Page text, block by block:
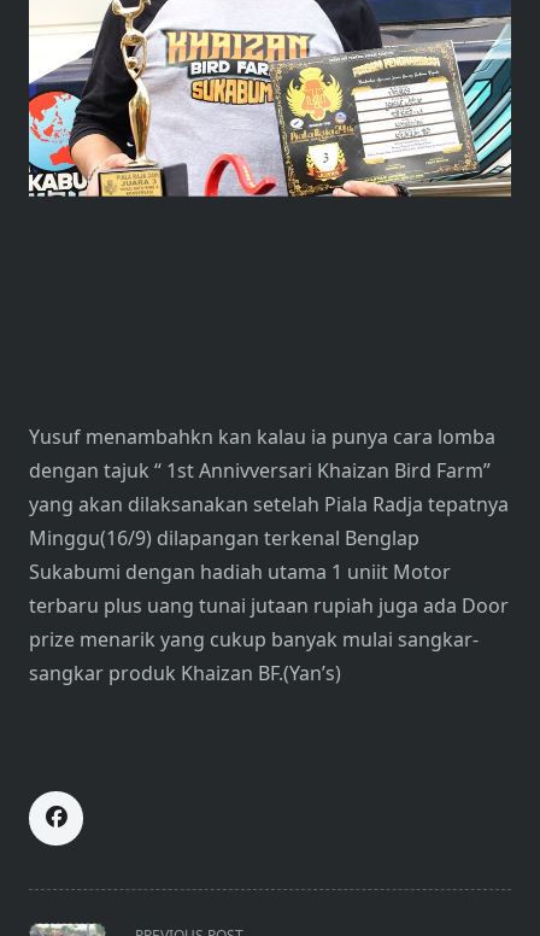
Yusuf menambahkn kan kalau ia punya cara lomba
dengan tajuk “ 1st Annivversari Khaizan Bird Farm”
yang akan dilaksanakan setelah Piala Radja tepatnya
Minggu(16/9) dilapangan terkenal Benglap
Sukabumi dengan hadiah utama 1 uniit Motor
terbaru plus uang tunai jutaan rupiah juga ada Door
prize menarik yang cukup banyak mulai sangkar-
sangkar produk Khaizan BF.(Yan’s)